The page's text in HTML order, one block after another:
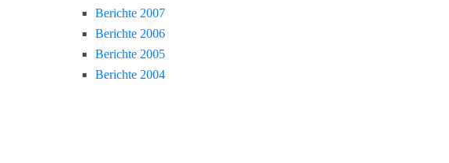
Berichte 2007
Berichte 2006
Berichte 2005
Berichte 2004